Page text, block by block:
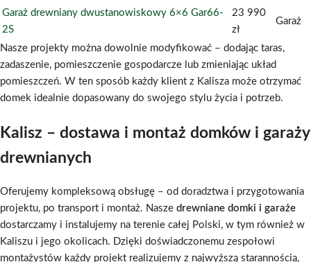
Garaż drewniany dwustanowiskowy 6×6 Gar66-
2S
23 990
zł
Garaż
Nasze projekty można dowolnie modyfikować – dodając taras,
zadaszenie, pomieszczenie gospodarcze lub zmieniając układ
pomieszczeń. W ten sposób każdy klient z Kalisza może otrzymać
domek idealnie dopasowany do swojego stylu życia i potrzeb.
Kalisz – dostawa i montaż domków i garaży
drewnianych
Oferujemy kompleksową obsługę – od doradztwa i przygotowania
projektu, po transport i montaż. Nasze drewniane domki i garaże
dostarczamy i instalujemy na terenie całej Polski, w tym również w
Kaliszu i jego okolicach. Dzięki doświadczonemu zespołowi
montażystów każdy projekt realizujemy z najwyższą starannością,